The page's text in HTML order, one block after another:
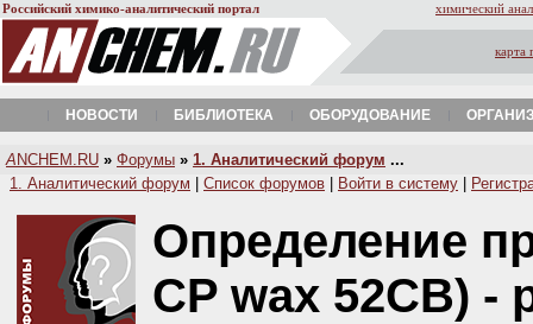
Российский химико-аналитический портал химический
карта
НОВОСТИ БИБЛИОТЕКА ОБОРУДОВАНИЕ
A NCHEM.RU » Форумы » 1. Аналитический форум ...
1. Аналитический форум
Список форумов Войти в систему
Определение
СP wax 52CB) -